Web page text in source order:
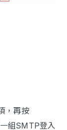
，再按
組SMTP登入